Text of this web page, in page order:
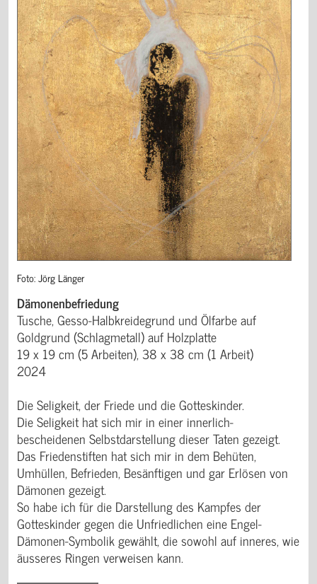
Foto: Jörg Länger
Dämonenbefriedung
Tusche, Gesso-Halbkreidegrund und Ölfarbe auf
Goldgrund (Schlagmetall) auf Holzplatte
19 x 19 cm (5 Arbeiten), 38 x 38 cm (1 Arbeit)
2024
Die Seligkeit, der Friede und die Gotteskinder.
Die Seligkeit hat sich mir in einer innerlich-
bescheidenen Selbstdarstellung dieser Taten gezeigt.
Das Friedenstiften hat sich mir in dem Behüten,
Umhüllen, Befrieden, Besänftigen und gar Erlösen von
Dämonen gezeigt.
So habe ich für die Darstellung des Kampfes der
Gotteskinder gegen die Unfriedlichen eine Engel-
Dämonen-Symbolik gewählt, die sowohl auf inneres, wie
äusseres Ringen verweisen kann.